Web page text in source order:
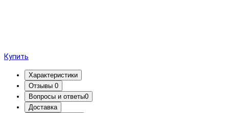
Купить
Характеристики
Отзывы 0
Вопросы и ответы0
Доставка